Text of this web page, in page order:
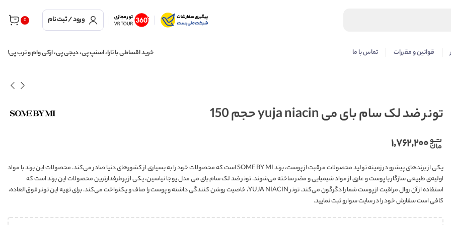
ورود / ثبت نام 0
قوانین و مقررات تماس با ما خرید اقساطی با تارا، اسنپ پی، دیجی پی، ازکی وام و ترب پی!
تونر ضد لک سام بای می yuja niacin حجم 150
۱,۷۶۲,۲۰۰
یکی از برندهای پیشرو در زمینه تولید محصولات مرقبت از پوست، برند SOME BY MI است که محصولات خود را به بسیاری از کشورهای دنیا صادر می‌کند. محصولات این برند با مواد
اولیه‌ی طبیعی سازگار با پوست و عاری از مواد شیمیایی و مضر ساخته می‌شوند. تونر ضد لک سام بای می مدل یوجا نیاسین، یکی از پرطرفدارترین محصولات این برند است که
استفاده از آن روال مراقبت از پوست شما را دگرگون می‌کند. تونر YUJA NIACIN، خاصیت روشن کنندگی داشته و پوست را صاف و یکنواخت می‌کند. برای تهیه این تونر فوق‌العاده،
کافی است سفارش خود را در سایت سوارو ثبت نمایید.